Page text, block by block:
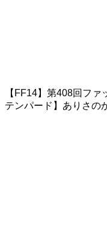
【FF14】第408回フ
テンパード】ありさの